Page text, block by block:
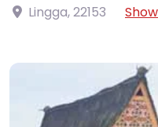
Lingga,22153